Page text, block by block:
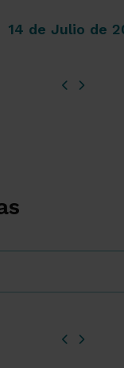
14 de Julio de